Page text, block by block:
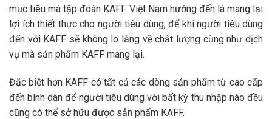
mục tiêu mà tập đoàn KAFF Việt Nam hướng đến là mang lại
lợi ích thiết thực cho người tiêu dùng, để khi người tiêu dùng
đến với KAFF sẽ không lo lắng về chất lượng cũng như dịch
vụ mà sản phẩm KAFF mang lại.
Đặc biệt hơn KAFF có tất cả các dòng sản phẩm từ cao cấp
đến bình dân để người tiêu dùng với bất kỳ thu nhập nào đều
cũng có thể sở hữu được sản phẩm KAFF.